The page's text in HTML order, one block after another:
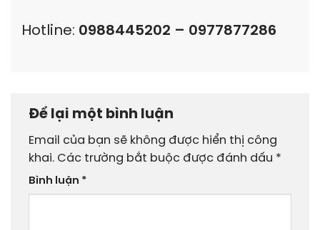
Hotline: 0988445202 – 0977877286
Để lại một bình luận
Email của bạn sẽ không được hiển thị công
khai. Các trường bắt buộc được đánh dấu *
Bình luận *